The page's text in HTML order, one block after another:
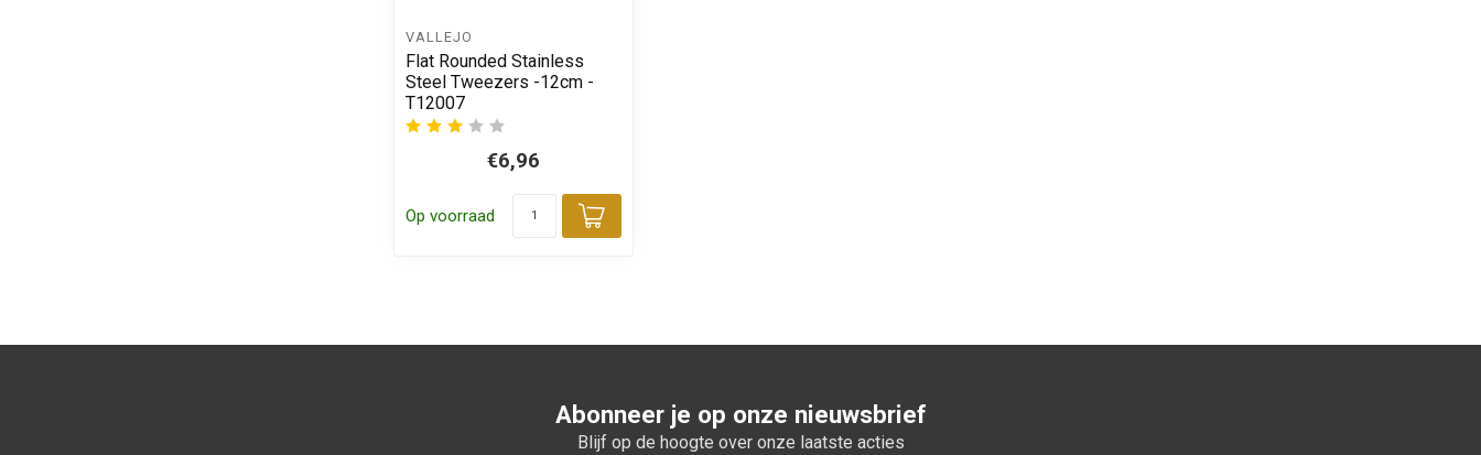
VALLEJO
Flat Rounded Stainless
Steel Tweezers -12cm -
T12007
€6,96
Op voorraad
Toevoegen aan winkelwagen
Abonneer je op onze nieuwsbrief
Blijf op de hoogte over onze laatste acties